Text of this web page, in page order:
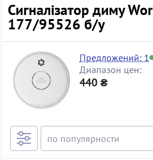
Сигналізатор диму
177/95526 б/у
Предложений: 1
Диапазон цен:
440 ₴